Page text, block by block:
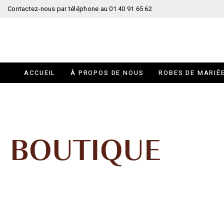
Contactez-nous par téléphone au 01 40 91 65 62
ACCUEIL À PROPOS DE NOUS ROBES DE
BOUTIQUE